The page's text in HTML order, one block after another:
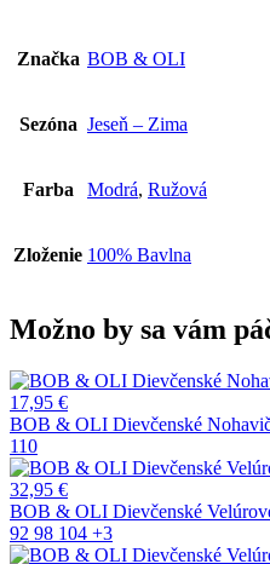
Značka BOB & OLI
Sezóna Jeseň – Zima
Farba Modrá, Ružová
Zloženie 100% Bavlna
Možno by sa vám
17,95 €
BOB & OLI Dievčenské
110
32,95 €
BOB & OLI Dievčenské
92 98 104 +3